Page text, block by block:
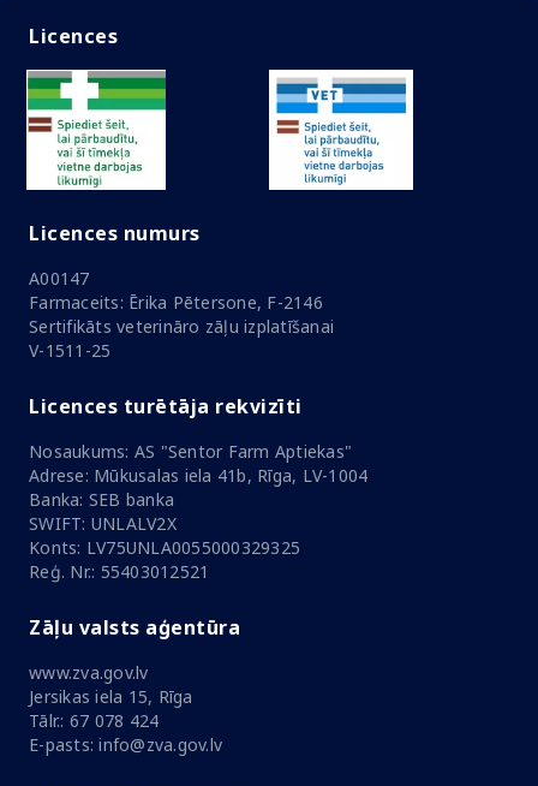
Licences
Licences numurs
A00147
Farmaceits: Ērika Pētersone, F-2146
Sertifikāts veterināro zāļu izplatīšanai
V-1511-25
Licences turētāja rekvizīti
Nosaukums: AS "Sentor Farm Aptiekas"
Adrese: Mūkusalas iela 41b, Rīga, LV-1004
Banka: SEB banka
SWIFT: UNLALV2X
Konts: LV75UNLA0055000329325
Reģ. Nr.: 55403012521
Zāļu valsts aģentūra
www.zva.gov.lv
Jersikas iela 15, Rīga
Tālr.: 67 078 424
E-pasts: info@zva.gov.lv